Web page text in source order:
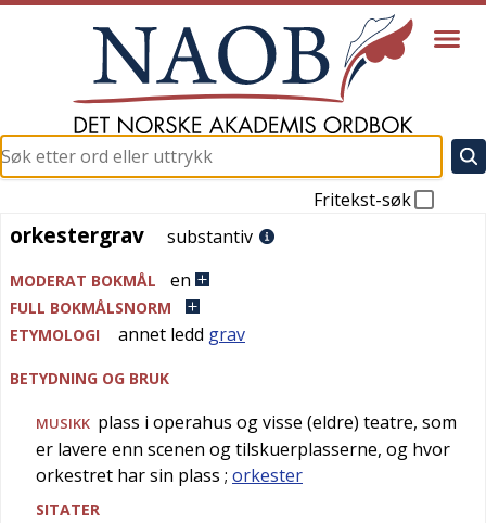
Fritekst-søk
orkestergrav
orkestergrav substantiv
MODERAT BOKMÅL en
FULL BOKMÅLSNORM
ETYMOLOGI
annet ledd grav
BETYDNING OG BRUK
MUSIKK plass i operahus og visse (eldre) teatre, som
er lavere enn scenen og tilskuerplasserne, og hvor
orkestret har sin plass ; orkester
SITATER